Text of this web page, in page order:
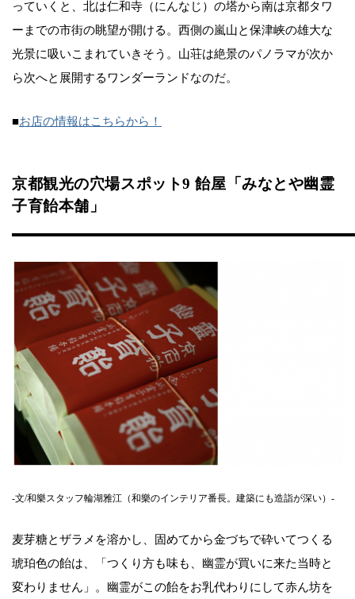
っていくと、北は仁和寺（にんなじ）の塔から南は京都タワ
ーまでの市街の眺望が開ける。西側の嵐山と保津峡の雄大な
光景に吸いこまれていきそう。山荘は絶景のパノラマが次か
ら次へと展開するワンダーランドなのだ。
■お店の情報はこちらから！
京都観光の穴場スポット9 飴屋「みなとや幽霊
子育飴本舗」
-文/和樂スタッフ輪湖雅江（和樂のインテリア番長。建築にも造詣が深い）-
麦芽糖とザラメを溶かし、固めてから金づちで砕いてつくる
琥珀色の飴は、「つくり方も味も、幽霊が買いに来た当時と
変わりません」。幽霊がこの飴をお乳代わりにして赤ん坊を